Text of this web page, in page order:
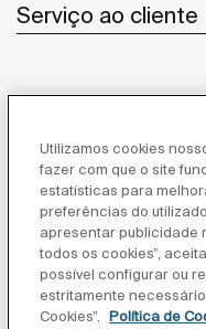
Serviço ao cliente
Inspiração
Utilizamos cookies
fazer com que o site
estatísticas para
preferências do
apresentar publicidade
todos os cookies”,
possível configurar ou
estritamente
Cookies”.
Política de